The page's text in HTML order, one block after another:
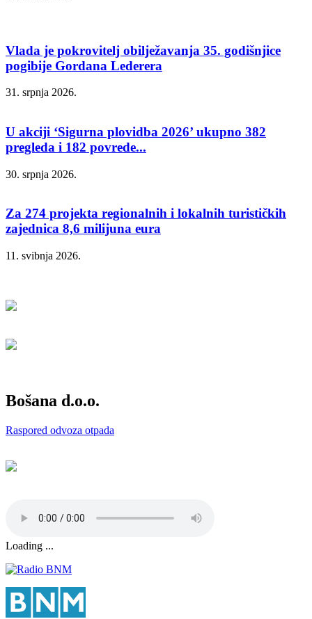
Vlada je pokrovitelj obilježavanja 35. godišnjice
pogibije Gordana Lederera
31. srpnja 2026.
U akciji ‘Sigurna plovidba 2026’ ukupno 382
pregleda i 182 povrede...
30. srpnja 2026.
Za 274 projekta regionalnih i lokalnih turističkih
zajednica 8,6 milijuna eura
11. svibnja 2026.
Bošana d.o.o.
Raspored odvoza otpada
Loading ...